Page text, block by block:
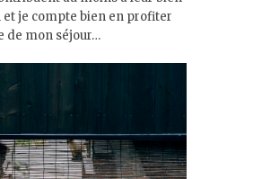
je compte bien en profiter
de mon séjour…